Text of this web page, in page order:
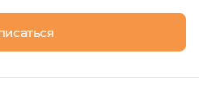
себе в жизни